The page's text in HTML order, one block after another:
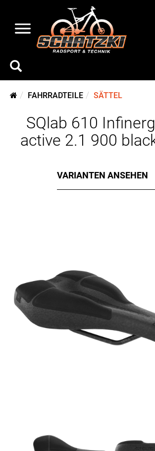
FAHRRADTEILE SÄTTEL
SQlab 610
active 2.1 900
VARIANTEN ANSEHEN